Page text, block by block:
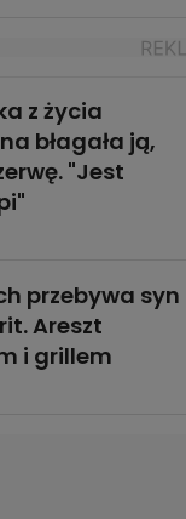
z życia
błagała ją,
"Jest
przebywa syn
Areszt
i grillem